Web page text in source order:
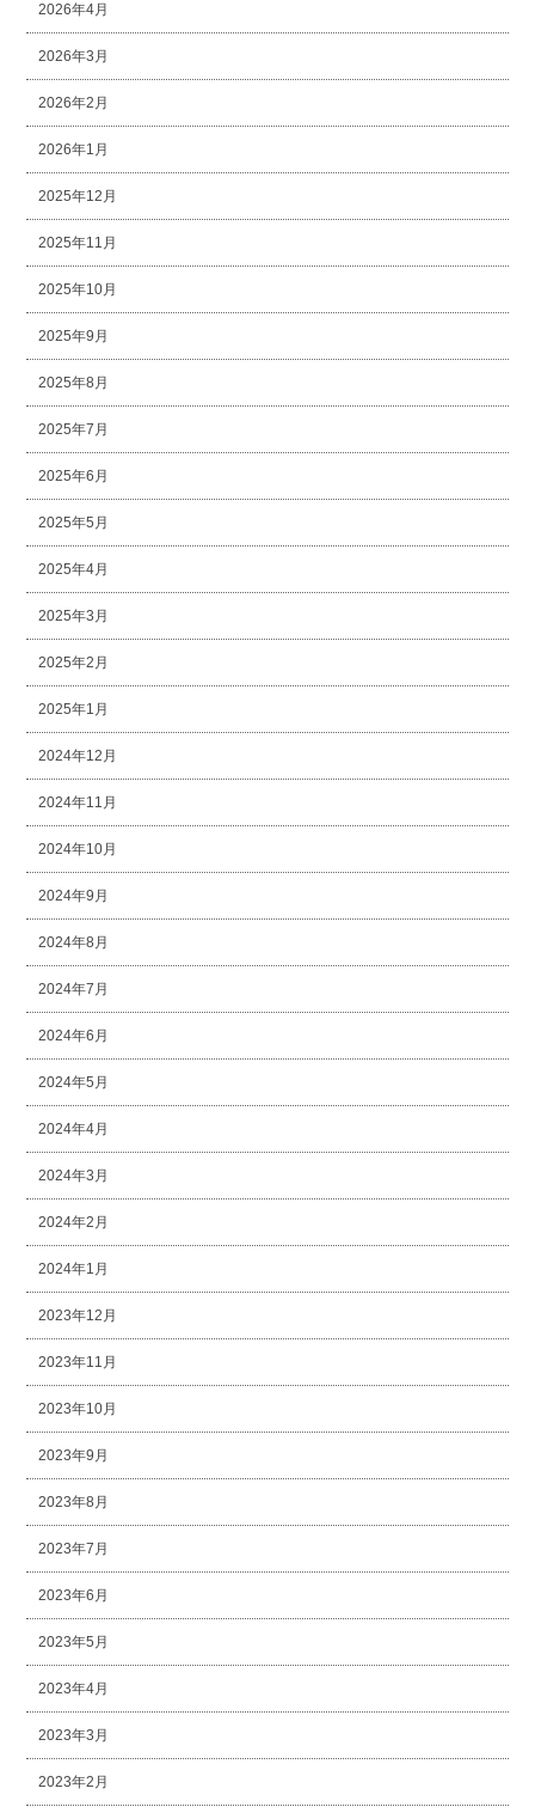
2026年4月
2026年3月
2026年2月
2026年1月
2025年12月
2025年11月
2025年10月
2025年9月
2025年8月
2025年7月
2025年6月
2025年5月
2025年4月
2025年3月
2025年2月
2025年1月
2024年12月
2024年11月
2024年10月
2024年9月
2024年8月
2024年7月
2024年6月
2024年5月
2024年4月
2024年3月
2024年2月
2024年1月
2023年12月
2023年11月
2023年10月
2023年9月
2023年8月
2023年7月
2023年6月
2023年5月
2023年4月
2023年3月
2023年2月